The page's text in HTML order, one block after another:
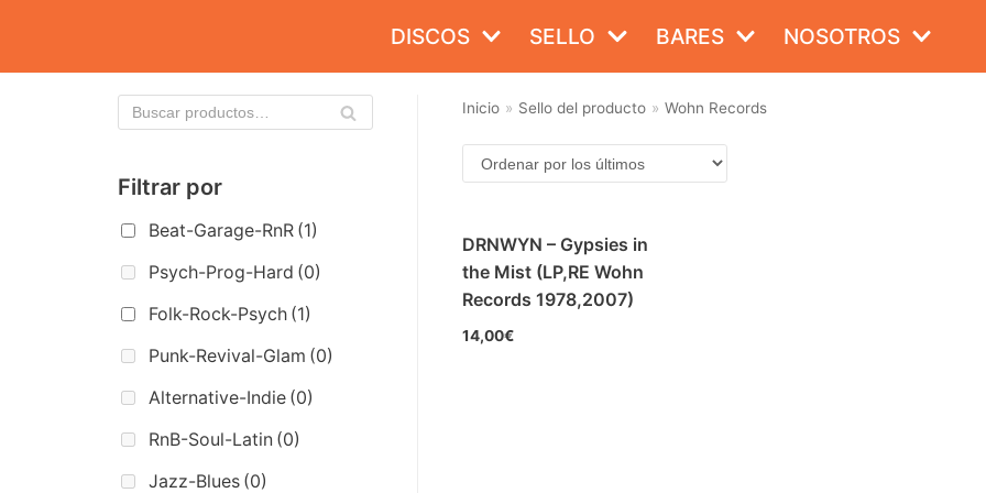
contenido
DISCOS SELLO BARES NOSOTROS
Filtrar por
Beat-Garage-RnR (1)
Psych-Prog-Hard (0)
Folk-Rock-Psych (1)
Punk-Revival-Glam (0)
Alternative-Indie (0)
RnB-Soul-Latin (0)
Jazz-Blues (0)
Inicio » Sello del producto » Wohn Records
DRNWYN – Gypsies in
the Mist (LP,RE Wohn
Records 1978,2007)
14,00€